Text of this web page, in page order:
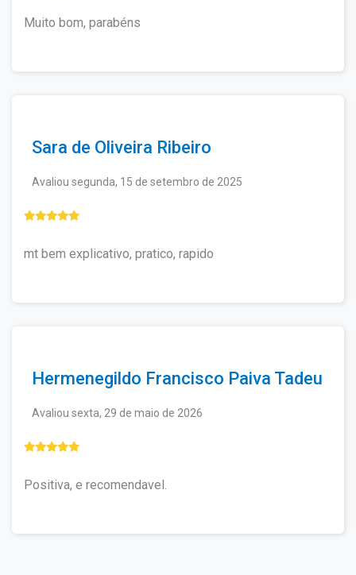
Muito bom, parabéns
Sara de Oliveira Ribeiro
Avaliou segunda, 15 de setembro de 2025
mt bem explicativo, pratico, rapido
Hermenegildo Francisco Paiva Tadeu
Avaliou sexta, 29 de maio de 2026
Positiva, e recomendavel.